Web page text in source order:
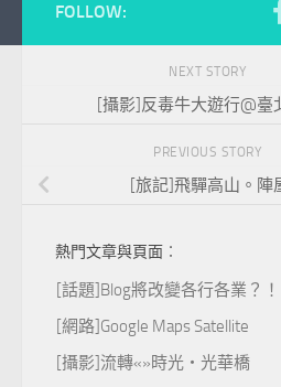
FOLLOW:
NEXT STORY
[攝影]反毒牛大遊行@臺
PREVIOUS STORY
[旅記]飛驒高山。陣
熱門文章與頁面︰
[話題]Blog將改變各行各業？！
[網路]Google Maps Satellite
[攝影]流轉«»時光‧光華橋